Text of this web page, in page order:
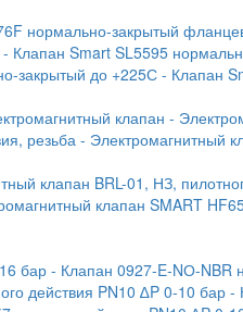
нормально-закрытый
- Клапан Smart SL5595
закрытый до +225С- Клапан
клапан -
резьба- Электромагнитный
клапан BRL-01, НЗ,
клапан SMART
бар- Клапан 0927-E-NО-NBR
действия PN10 ∆P 0-10 бар -